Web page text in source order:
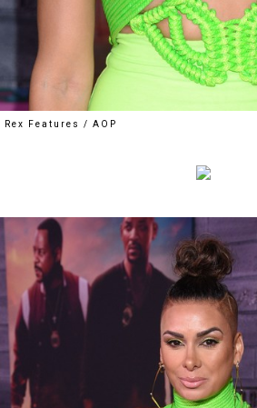
Rex Features / AOP